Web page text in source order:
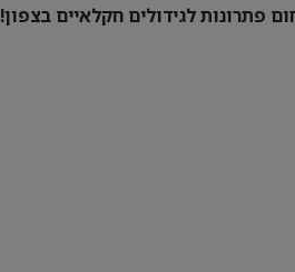
פתרונות לגידולים חקלאיים בצפון!